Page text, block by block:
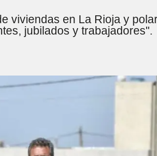
viviendas en La Rioja y
jubilados y trabajadores".